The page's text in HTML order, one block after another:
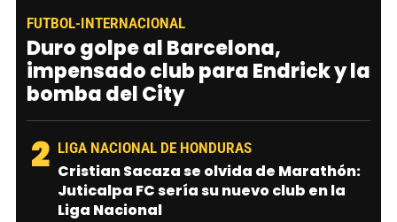
FUTBOL-INTERNACIONAL
Duro golpe al Barcelona,
impensado club para Endrick y la
bomba del City
2 LIGA NACIONAL DE HONDURAS
Cristian Sacaza se olvida de Marathón:
Juticalpa FC sería su nuevo club en la
Liga Nacional